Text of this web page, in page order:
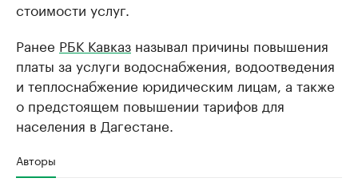
стоимости услуг.
Ранее РБК Кавказ называл причины повышения
платы за услуги водоснабжения, водоотведения
и теплоснабжение юридическим лицам, а также
о предстоящем повышении тарифов для
населения в Дагестане.
Авторы